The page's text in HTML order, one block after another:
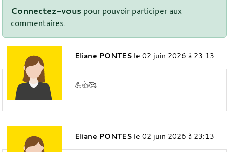
Connectez-vous pour pouvoir participer aux
commentaires.
Eliane PONTES le 02 juin 2026 à 23:13
💪👍🥰
Eliane PONTES le 02 juin 2026 à 23:13